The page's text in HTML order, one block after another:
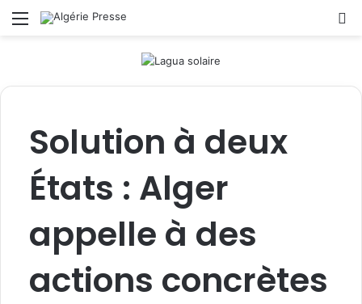
Menu
Solution à deux
États : Alger
appelle à des
actions concrètes